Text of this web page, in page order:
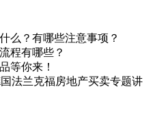
么？有哪些注意事项？
程有哪些？
等你来！
法兰克福房地产买卖专题讲